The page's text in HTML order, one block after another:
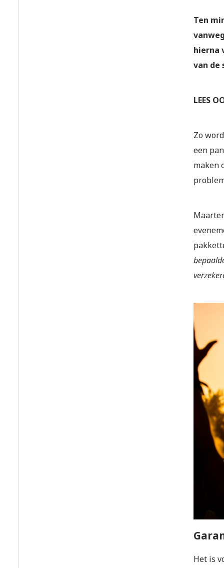
Ten
hierna
van de
LEES
Zo
een
maken
Het is